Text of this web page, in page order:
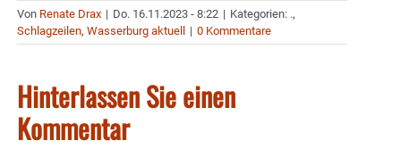
Von Renate Drax | Do. 16.11.2023 - 8:22 | Kategorien: .,
Schlagzeilen, Wasserburg aktuell | 0 Kommentare
Hinterlassen Sie einen
Kommentar